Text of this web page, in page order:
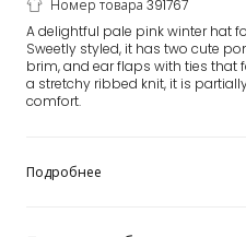
Номер товара 391767
A delightful pale pink winter hat
Sweetly styled, it has two cute
brim, and ear flaps with ties that
a stretchy ribbed knit, it is
comfort.
Подробнее